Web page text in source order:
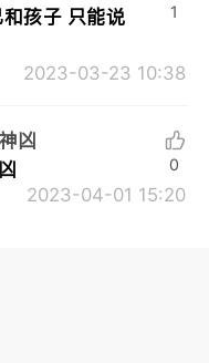
孩子 只能说
2023-03-23 10:38
1
凶
2023-04-01 15:20
0